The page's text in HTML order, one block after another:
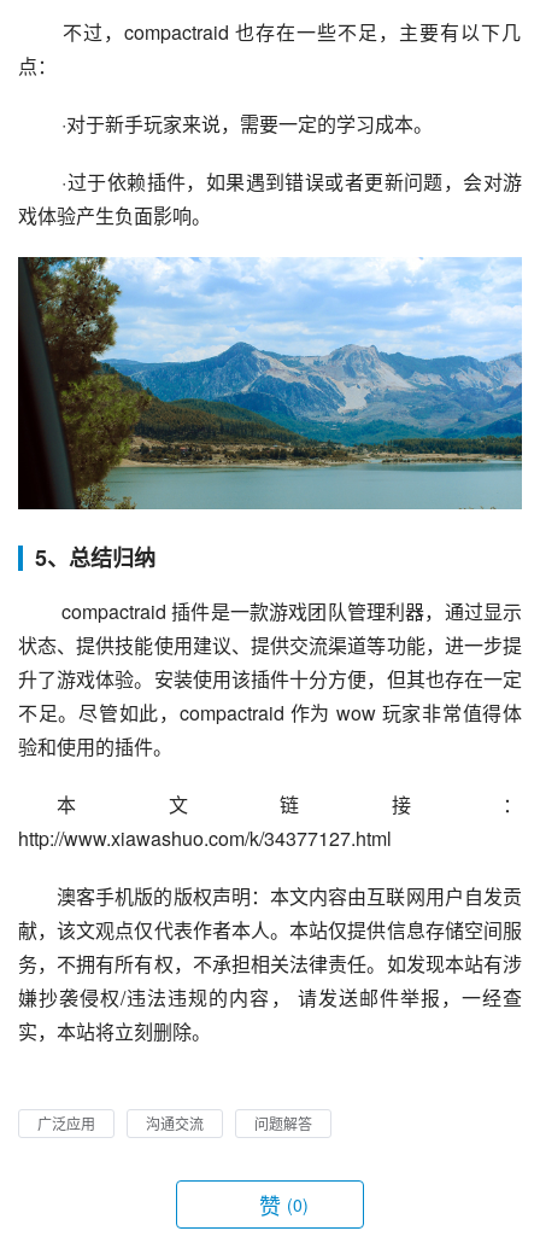
点：
·对于新手玩家来说，需要一定的学习成本。
戏体验产生负面影响。
5、总结归纳
compactraid 插件是一款游戏团队管理利器，通过显示
状态、提供技能使用建议、提供交流渠道等功能，进一步提
升了游戏体验。安装使用该插件十分方便，但其也存在一定
不足。尽管如此，compactraid 作为 wow 玩家非常值得体
验和使用的插件。
本文链接：
http://www.xiawashuo.com/k/34377127.html
澳客手机版的版权声明：本文内容由互联网用户自发贡
献，该文观点仅代表作者本人。本站仅提供信息存储空间服
务，不拥有所有权，不承担相关法律责任。如发现本站有涉
嫌抄袭侵权/违法违规的内容， 请发送邮件举报，一经查
实，本站将立刻删除。
广泛应用 沟通交流 问题解答
赞 (0)